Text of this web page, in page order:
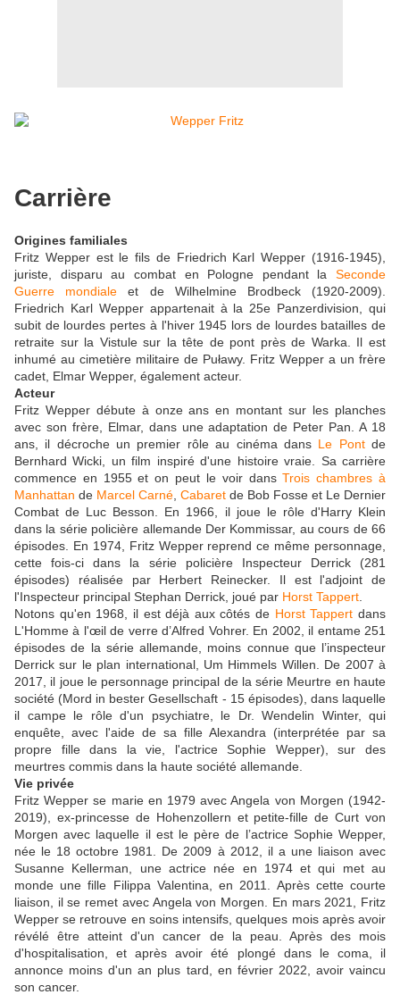
Carrière
Origines familiales
Fritz Wepper est le fils de Friedrich Karl Wepper (1916-1945),
juriste, disparu au combat en Pologne pendant la Seconde
Guerre mondiale et de Wilhelmine Brodbeck (1920-2009).
Friedrich Karl Wepper appartenait à la 25e Panzerdivision, qui
subit de lourdes pertes à l'hiver 1945 lors de lourdes batailles de
retraite sur la Vistule sur la tête de pont près de Warka. Il est
inhumé au cimetière militaire de Puławy. Fritz Wepper a un frère
cadet, Elmar Wepper, également acteur.
Acteur
Fritz Wepper débute à onze ans en montant sur les planches
avec son frère, Elmar, dans une adaptation de Peter Pan. A 18
ans, il décroche un premier rôle au cinéma dans Le Pontde
Bernhard Wicki, un film inspiré d'une histoire vraie. Sa carrière
commence en 1955 et on peut le voir dansTrois chambres à
Manhattan de Marcel Carné Cabaret de Bob Fosse et Le Dernier
Combat de Luc Besson. En 1966, il joue le rôle d'Harry Klein
dans la série policière allemande Der Kommissar, au cours de 66
épisodes. En 1974, Fritz Wepper reprend ce même personnage,
cette fois-ci dans la série policière Inspecteur Derrick (281
épisodes) réalisée par Herbert Reinecker. Il est l'adjoint de
l'Inspecteur principal Stephan Derrick, joué par Horst Tappert
Notons qu'en 1968, il est déjà aux côtés de Horst Tappert dans
L'Homme à l'œil de verre d’Alfred Vohrer. En 2002, il entame 251
épisodes de la série allemande, moins connue que l’inspecteur
Derrick sur le plan international, Um Himmels Willen. De 2007 à
2017, il joue le personnage principal de la série Meurtre en haute
société (Mord in bester Gesellschaft - 15 épisodes), dans laquelle
il campe le rôle d'un psychiatre, le Dr. Wendelin Winter, qui
enquête, avec l'aide de sa fille Alexandra (interprétée par sa
propre fille dans la vie, l'actrice Sophie Wepper), sur des
meurtres commis dans la haute société allemande.
Vie privée
Fritz Wepper se marie en 1979 avec Angela von Morgen (1942-
2019), ex-princesse de Hohenzollern et petite-fille de Curt von
Morgen avec laquelle il est le père de l’actrice Sophie Wepper,
née le 18 octobre 1981. De 2009 à 2012, il a une liaison avec
Susanne Kellerman, une actrice née en 1974 et qui met au
monde une fille Filippa Valentina, en 2011. Après cette courte
liaison, il se remet avec Angela von Morgen. En mars 2021, Fritz
Wepper se retrouve en soins intensifs, quelques mois après avoir
révélé être atteint d'un cancer de la peau. Après des mois
d'hospitalisation, et après avoir été plongé dans le coma, il
annonce moins d'un an plus tard, en février 2022, avoir vaincu
son cancer.